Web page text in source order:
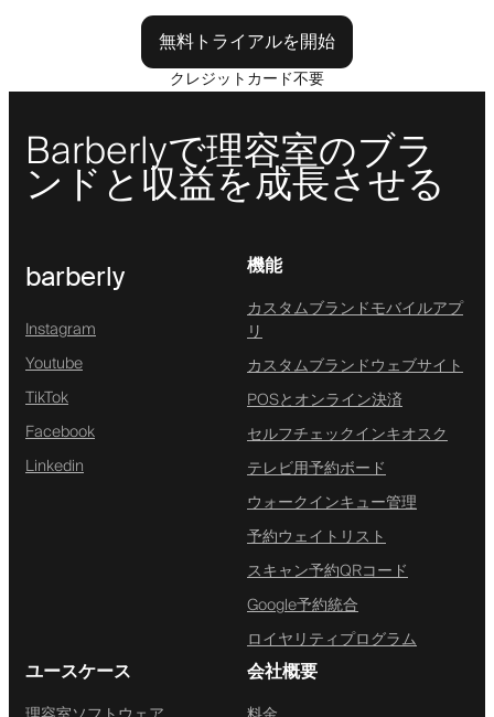
無料トライアルを開始
クレジットカード不要
Barberlyで理容室のブラ
ンドと収益を成長させる
barberly
Instagram
Youtube
TikTok
Facebook
Linkedin
機能
カスタムブランドモバイルアプ
リ
カスタムブランドウェブサイト
POSとオンライン決済
セルフチェックインキオスク
テレビ用予約ボード
ウォークインキュー管理
予約ウェイトリスト
スキャン予約QRコード
Google予約統合
ロイヤリティプログラム
ユースケース 会社概要